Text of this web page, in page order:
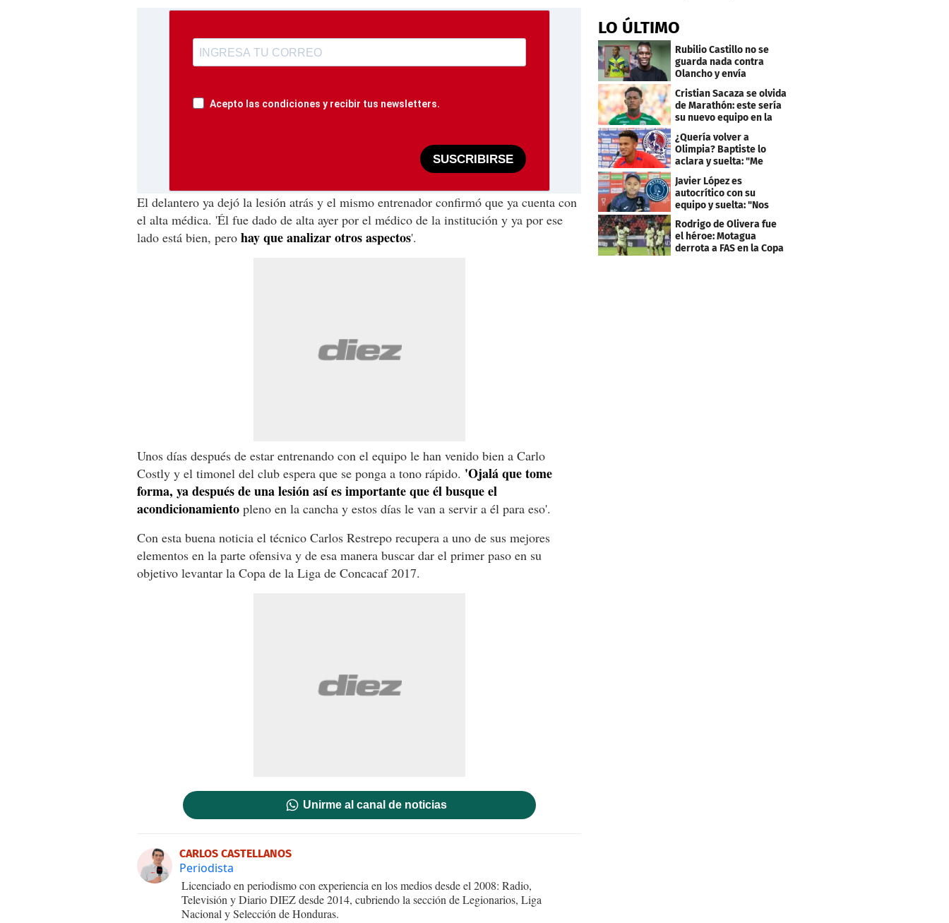
Acepto las condiciones y recibir tus newsletters.
SUSCRIBIRSE
El delantero ya dejó la lesión atrás y el mismo entrenador confirmó que ya cuenta con
el alta médica. 'Él fue dado de alta ayer por el médico de la institución y ya por ese
lado está bien, pero hay que analizar otros aspectos'.
Unos días después de estar entrenando con el equipo le han venido bien a Carlo
Costly y el timonel del club espera que se ponga a tono rápido. 'Ojalá que tome
forma, ya después de una lesión así es importante que él busque el
acondicionamiento pleno en la cancha y estos días le van a servir a él para eso'.
Con esta buena noticia el técnico Carlos Restrepo recupera a uno de sus mejores
elementos en la parte ofensiva y de esa manera buscar dar el primer paso en su
objetivo levantar la Copa de la Liga de Concacaf 2017.
Unirme al canal de noticias
CARLOS CASTELLANOS
Periodista
Licenciado en periodismo con experiencia en los medios desde el 2008: Radio,
Televisión y Diario DIEZ desde 2014, cubriendo la sección de Legionarios, Liga
Nacional y Selección de Honduras.
LO ÚLTIMO
Rubilio Castillo no se
guarda nada contra
Olancho y envía
mensaje a Bengtson
Cristian Sacaza se olvida
de Marathón: este sería
su nuevo equipo en la
Liga Nacional
¿Quería volver a
Olimpia? Baptiste lo
aclara y suelta: "Me
faltaba un equipo
grande"
Javier López es
autocrítico con su
equipo y suelta: "Nos
costó muchísimo..."
Rodrigo de Olivera fue
el héroe: Motagua
derrota a FAS en la Copa